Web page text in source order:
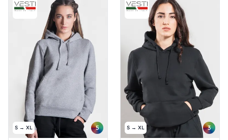
S → XL 5 S → XL 3